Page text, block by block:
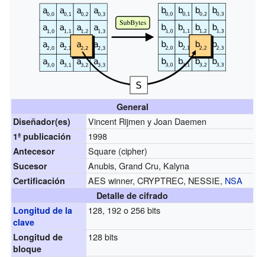
General
Diseñador(es)
Vincent Rijmen y Joan Daemen
1ª publicación 1998
Antecesor Square (cipher)
Sucesor Anubis, Grand Cru, Kalyna
Certificación AES winner, CRYPTREC, NESSIE, NSA
Detalle de cifrado
Longitud de la
clave
128, 192 o 256 bits
Longitud de
bloque
128 bits